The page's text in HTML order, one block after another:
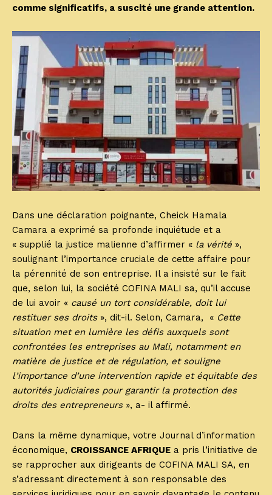
comme significatifs, a suscité une grande attention.
Dans une déclaration poignante, Cheick Hamala
Camara a exprimé sa profonde inquiétude et a
« supplié la justice malienne d’affirmer « la vérité »,
soulignant l’importance cruciale de cette affaire pour
la pérennité de son entreprise. Il a insisté sur le fait
que, selon lui, la société COFINA MALI sa, qu’il accuse
de lui avoir « causé un tort considérable, doit lui
restituer ses droits», dit-il. Selon, Camara, « Cette
situation met en lumière les défis auxquels sont
confrontées les entreprises au Mali, notamment en
matière de justice et de régulation, et souligne
l’importance d’une intervention rapide et équitable des
autorités judiciaires pour garantir la protection des
droits des entrepreneurs», a- il affirmé.
Dans la même dynamique, votre Journal d’information
économique, CROISSANCE AFRIQUE a pris l’initiative de
se rapprocher aux dirigeants de COFINA MALI SA, en
s’adressant directement à son responsable des